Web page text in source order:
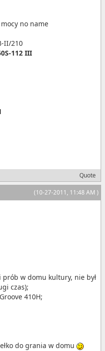
no name
II/210
112 III
Quote
(10-27-2011, 11:48 AM )
prób w domu kultury, nie był
czas);
410H;
do grania w domu